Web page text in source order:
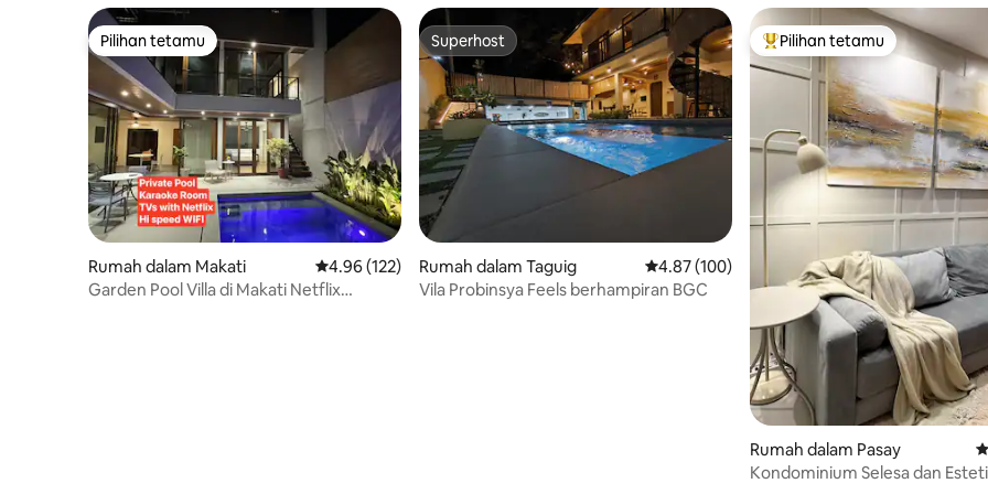
Pilihan tetamu
Pilihan tetamu
Rumah dalam Makati Penarafan purata 4.96 daripada 5, 122 ulasan
4.96 (122)
Garden Pool Villa di Makati Netflix
Superhost
Superhost
Rumah dalam Taguig Penarafan purata 4.87 daripada 5, 100 ulasan
4.87 (100)
Vila Probinsya Feels berhampiran BGC
Pilihan utama tetamu
Pilihan tetamu
Rumah dalam Pasay
Kondominium Selesa dan